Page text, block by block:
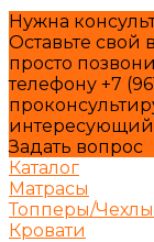
Нужна
Оставьте свой
просто
телефону +7
интересующий
Задать вопрос
Каталог
Матрасы
Топперы/Чехлы
Кровати